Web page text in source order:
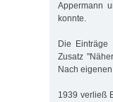
Appermann
konnte.
Die Einträge
Zusatz
Nach
1939 verließ